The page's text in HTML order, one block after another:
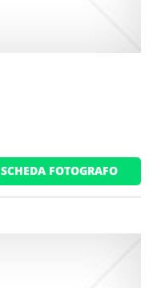
SCHEDA FOTOGRAFO